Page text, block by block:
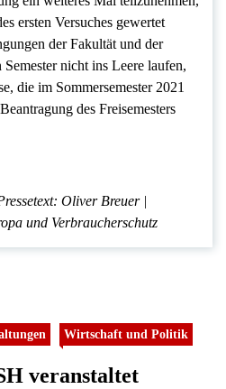
ersten Versuches gewertet
der Fakultät und der
nicht ins Leere laufen,
die im Sommersemester 2021
des Freisemesters
Oliver Breuer |
und Verbraucherschutz
Wirtschaft und Politik
veranstaltet